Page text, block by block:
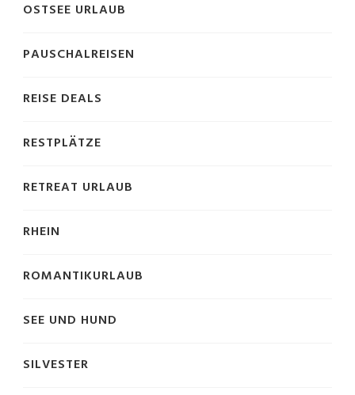
OSTSEE URLAUB
PAUSCHALREISEN
REISE DEALS
RESTPLÄTZE
RETREAT URLAUB
RHEIN
ROMANTIKURLAUB
SEE UND HUND
SILVESTER